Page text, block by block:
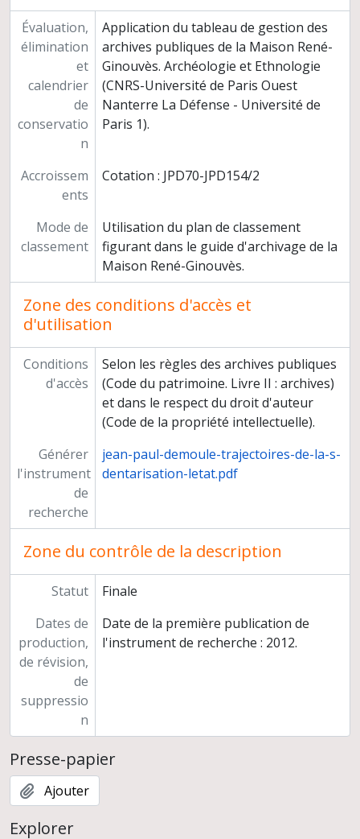
Évaluation,
élimination
et
calendrier
de
conservatio
n
Application du tableau de gestion des
archives publiques de la Maison René-
Ginouvès. Archéologie et Ethnologie
(CNRS-Université de Paris Ouest
Nanterre La Défense - Université de
Paris 1).
Accroissem
ents
Cotation : JPD70-JPD154/2
Mode de
classement
Utilisation du plan de classement
figurant dans le guide d'archivage de la
Maison René-Ginouvès.
Zone des conditions d'accès et
d'utilisation
Conditions
d'accès
Selon les règles des archives publiques
(Code du patrimoine. Livre II : archives)
et dans le respect du droit d'auteur
(Code de la propriété intellectuelle).
Générer
l'instrument
de
recherche
jean-paul-demoule-trajectoires-de-la-s-
dentarisation-letat.pdf
Zone du contrôle de la description
Statut
Finale
Dates de
production,
de révision,
de
suppressio
n
Date de la première publication de
l'instrument de recherche : 2012.
Presse-papier
Ajouter
Explorer